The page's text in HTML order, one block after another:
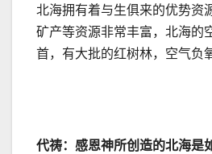
北海拥有着与生俱来的优势资
矿产等资源非常丰富，北海的
首，有大批的红树林，空气负
代祷：感恩神所创造的北海是